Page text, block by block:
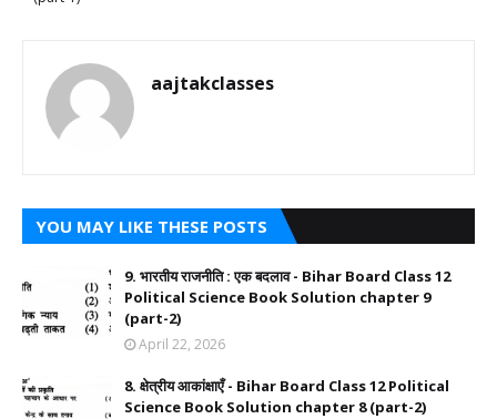
aajtakclasses
YOU MAY LIKE THESE POSTS
9. भारतीय राजनीति : एक बदलाव - Bihar Board Class 12
Political Science Book Solution chapter 9
(part-2)
April 22, 2026
8. क्षेत्रीय आकांक्षाएँ - Bihar Board Class 12 Political
Science Book Solution chapter 8 (part-2)